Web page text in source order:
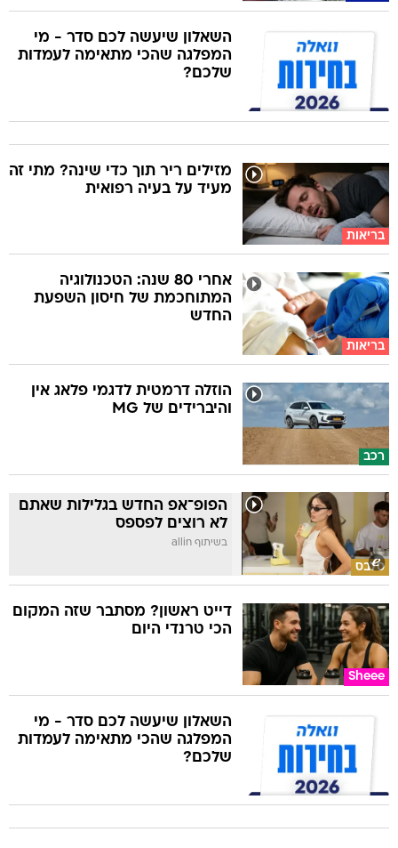
השאלון שיעשה לכם סדר - מי
המפלגה שהכי מתאימה לעמדות
שלכם?
בריאות
מזילים ריר תוך כדי שינה? מתי זה
מעיד על בעיה רפואית
בריאות
אחרי 80 שנה: הטכנולוגיה
המתוחכמת של חיסון השפעת
החדש
רכב
הוזלה דרמטית לדגמי פלאג אין
והיברידים של MG
סלבס
הפופ־אפ החדש בגלילות שאתם
לא רוצים לפספס
בשיתוף allin
Sheee
דייט ראשון? מסתבר שזה המקום
הכי טרנדי היום
השאלון שיעשה לכם סדר - מי
המפלגה שהכי מתאימה לעמדות
שלכם?